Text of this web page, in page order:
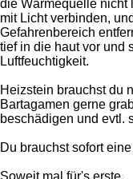
die Wärmequelle nicht
mit Licht verbinden,
Gefahrenbereich
tief in die haut vor und
Luftfeuchtigkeit.
Heizstein brauchst du
Bartagamen gerne
beschädigen und evtl.
Du brauchst sofort
Soweit mal für's erste.